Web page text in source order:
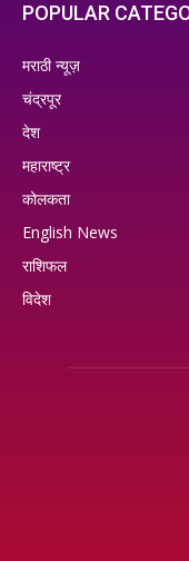
POPULAR
मराठी न्यूज़
चंद्रपूर
देश
महाराष्ट्र
कोलकता
English News
राशिफल
विदेश